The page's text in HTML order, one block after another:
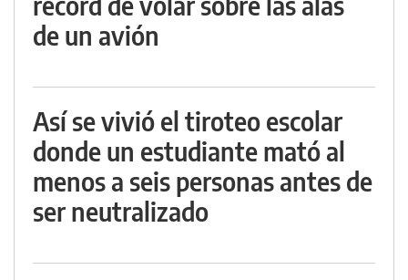
de un avión
Así se vivió el tiroteo escolar
donde un estudiante mató al
menos a seis personas antes de
ser neutralizado